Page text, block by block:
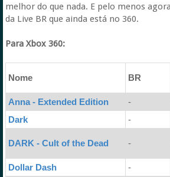
melhor do que nada. E pelo menos
da Live BR que ainda está no 360.
Para Xbox 360:
Nome BR
Anna - Extended Edition
-
Dark
-
DARK - Cult of the Dead -
Dollar Dash
-